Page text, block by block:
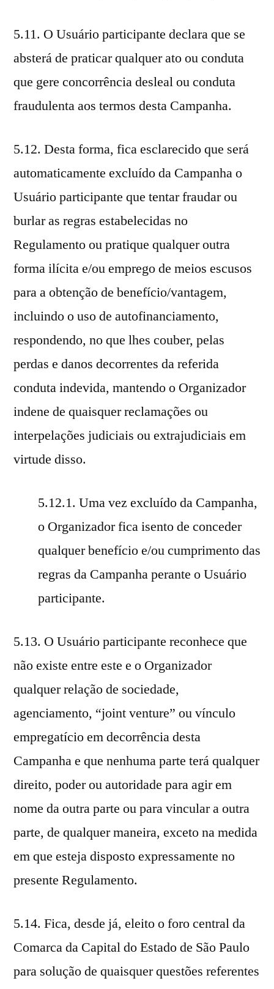
5.11. O Usuário participante declara que se
absterá de praticar qualquer ato ou conduta
que gere concorrência desleal ou conduta
fraudulenta aos termos desta Campanha.
5.12. Desta forma, fica esclarecido que será
automaticamente excluído da Campanha o
Usuário participante que tentar fraudar ou
burlar as regras estabelecidas no
Regulamento ou pratique qualquer outra
forma ilícita e/ou emprego de meios escusos
para a obtenção de benefício/vantagem,
incluindo o uso de autofinanciamento,
respondendo, no que lhes couber, pelas
perdas e danos decorrentes da referida
conduta indevida, mantendo o Organizador
indene de quaisquer reclamações ou
interpelações judiciais ou extrajudiciais em
virtude disso.
5.12.1. Uma vez excluído da Campanha,
o Organizador fica isento de conceder
qualquer benefício e/ou cumprimento das
regras da Campanha perante o Usuário
participante.
5.13. O Usuário participante reconhece que
não existe entre este e o Organizador
qualquer relação de sociedade,
agenciamento, “joint venture” ou vínculo
empregatício em decorrência desta
Campanha e que nenhuma parte terá qualquer
direito, poder ou autoridade para agir em
nome da outra parte ou para vincular a outra
parte, de qualquer maneira, exceto na medida
em que esteja disposto expressamente no
presente Regulamento.
5.14. Fica, desde já, eleito o foro central da
Comarca da Capital do Estado de São Paulo
para solução de quaisquer questões referentes